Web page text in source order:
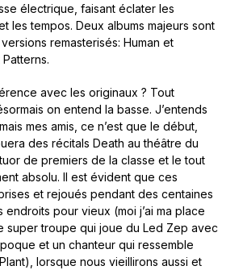
électrique, faisant éclater les
les tempos. Deux albums majeurs sont
remasterisés: Human et
avec les originaux ? Tout
on entend la basse. J’entends
mes amis, ce n’est que le début,
des récitals Death au théâtre du
de premiers de la classe et le tout
absolu. Il est évident que ces
et rejoués pendant des centaines
endroits pour vieux (moi j’ai ma place
super troupe qui joue du Led Zep avec
et un chanteur qui ressemble
lorsque nous vieillirons aussi et